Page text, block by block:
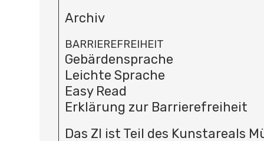
Archiv
BARRIEREFREIHEIT
Gebärdensprache
Leichte Sprache
Easy Read
Erklärung zur Barrierefreiheit
Das ZI ist Teil des Kunstareals